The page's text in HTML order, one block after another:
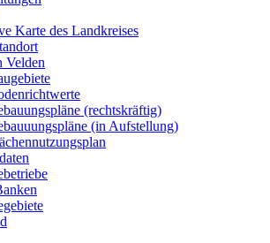
Karte des Landkreises
Velden
(rechtskräftig)
(in Aufstellung)